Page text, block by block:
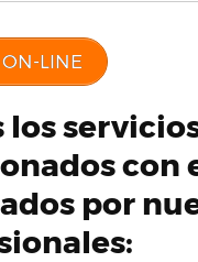
ON-LINE
los
con
por